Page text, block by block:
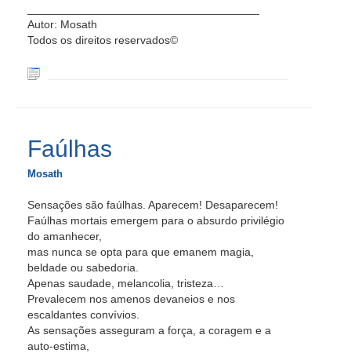
Autor: Mosath
Todos os direitos reservados©
Faúlhas
Mosath
Sensações são faúlhas. Aparecem! Desaparecem!
Faúlhas mortais emergem para o absurdo privilégio
do amanhecer,
mas nunca se opta para que emanem magia,
beldade ou sabedoria.
Apenas saudade, melancolia, tristeza…
Prevalecem nos amenos devaneios e nos
escaldantes convívios.
As sensações asseguram a força, a coragem e a
auto-estima,